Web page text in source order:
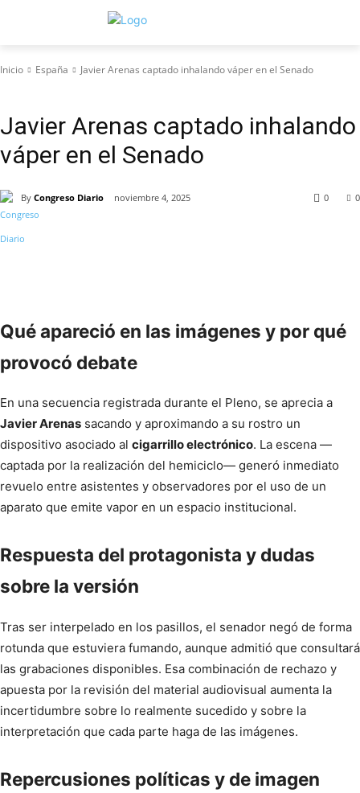
Inicio España Javier Arenas captado inhalando váper en el Senado
Javier Arenas captado inhalando
váper en el Senado
By Congreso Diario noviembre 4, 2025 0
0
Qué apareció en las imágenes y por qué
provocó debate
En una secuencia registrada durante el Pleno, se aprecia a
Javier Arenas sacando y aproximando a su rostro un
dispositivo asociado al cigarrillo electrónico. La escena —
captada por la realización del hemiciclo— generó inmediato
revuelo entre asistentes y observadores por el uso de un
aparato que emite vapor en un espacio institucional.
Respuesta del protagonista y dudas
sobre la versión
Tras ser interpelado en los pasillos, el senador negó de forma
rotunda que estuviera fumando, aunque admitió que consultará
las grabaciones disponibles. Esa combinación de rechazo y
apuesta por la revisión del material audiovisual aumenta la
incertidumbre sobre lo realmente sucedido y sobre la
interpretación que cada parte haga de las imágenes.
Repercusiones políticas y de imagen